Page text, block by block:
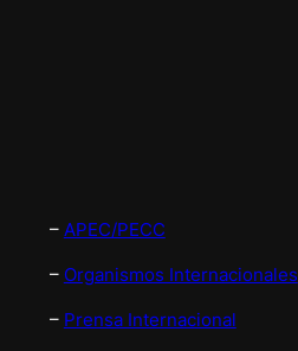
– APEC/PECC
– Organismos Internacionales
– Prensa Internacional